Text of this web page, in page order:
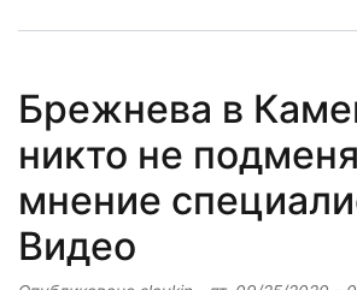
Брежнева в
никто не
мнение
Видео